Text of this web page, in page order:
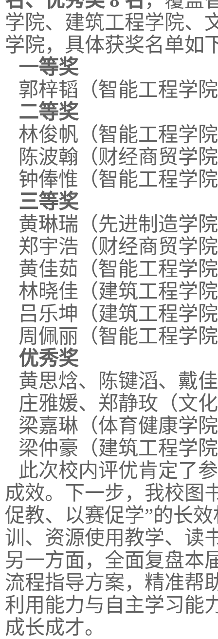
学院、建筑工程学院、
学院，具体获奖名单如
一等奖
郭梓韬（智能工程学
二等奖
林俊帆（智能工程学
陈波翰（财经商贸学
钟俸惟（智能工程学
三等奖
黄琳瑞（先进制造学
郑宇浩（财经商贸学
黄佳茹（智能工程学
林晓佳（建筑工程学
吕乐坤（建筑工程学
周佩丽（智能工程学
优秀奖
黄思焓、陈键滔、戴
庄雅媛、郑静玫（文
梁嘉琳（体育健康学
梁仲豪（建筑工程学
此次校内评优肯定了
成效。下一步，我校图
促教、以赛促学”的长
训、资源使用教学、读
另一方面，全面复盘
流程指导方案，精准帮
利用能力与自主学习能
成长成才。